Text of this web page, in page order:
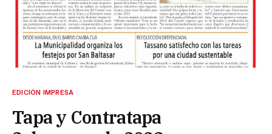
EDICIÓN IMPRESA
Tapa y Contratapa